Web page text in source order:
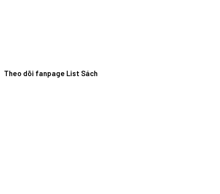
Theo dõi fanpage List Sách